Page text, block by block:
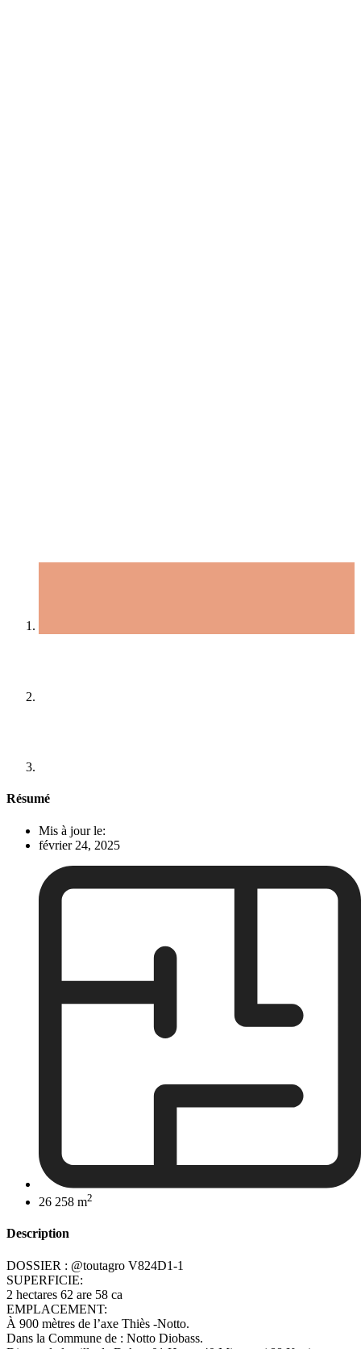
Résumé
Mis à jour le:
février 24, 2025
26 258 m2
Description
DOSSIER : @toutagro V824D1-1
SUPERFICIE:
2 hectares 62 are 58 ca
EMPLACEMENT:
À 900 mètres de l’axe Thiès -Notto.
Dans la Commune de : Notto Diobass.